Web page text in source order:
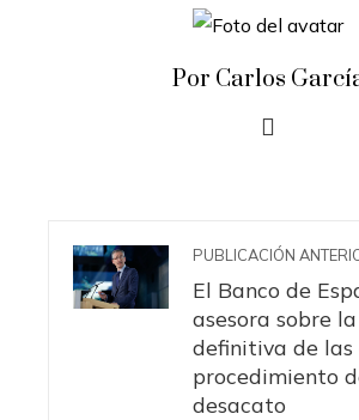
Por Carlos
PUBLICACIÓN
El Banco de
asesora sobre
definitiva de las
procedimiento
desacato